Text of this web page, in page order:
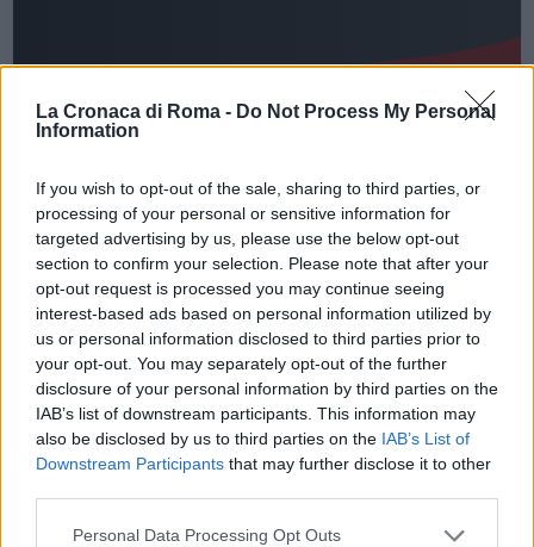
La Cronaca di Roma - Do Not Process My Personal
Information
If you wish to opt-out of the sale, sharing to third parties, or
processing of your personal or sensitive information for
targeted advertising by us, please use the below opt-out
section to confirm your selection. Please note that after your
opt-out request is processed you may continue seeing
interest-based ads based on personal information utilized by
us or personal information disclosed to third parties prior to
your opt-out. You may separately opt-out of the further
disclosure of your personal information by third parties on the
IAB’s list of downstream participants. This information may
also be disclosed by us to third parties on the IAB’s List of
Downstream Participants that may further disclose it to other
Please note that this website/app uses one or more Google
Personal Data Processing Opt Outs
PRIMO PIANO
Il CT Mancini: “Organizzeremo
una partita contro i medici”
23 Marzo 2020 - 12:02Eleim 28
Il CT azzurro Roberto Mancini: “Quando tutta
questa storia sarà finita dovremmo organizzare
una partita tra le Nazionali maschile e femminile e
i medici che stanno affrontando l’emergenza…
Leggi l’articolo →